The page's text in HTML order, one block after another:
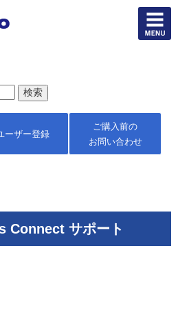
ーザー登録
ご購入前の
お問い合わせ
Connect サポート